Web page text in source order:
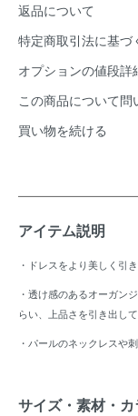
返品について
特定商取引法に基づ
オプションの値段詳
この商品について問
買い物を続ける
アイテム説明
・ドレスをより美しく引
・透け感のあるオーガン
らい、上品さを引き出し
・パールのネックレスや
サイズ・素材・